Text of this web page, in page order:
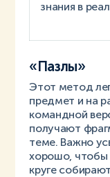
знания в
«Пазлы»
Этот метод
предмет и на
командной
получают
теме. Важно
хорошо, чтобы
круге